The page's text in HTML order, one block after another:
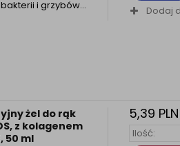
i grzybów… Dodaj
żel do rąk
z kolagenem
50 ml
5,39 PLN